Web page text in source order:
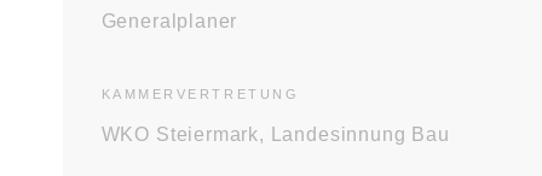
Generalplaner
KAMMER­VERTRETUNG
WKO Steiermark, Landesinnung Bau